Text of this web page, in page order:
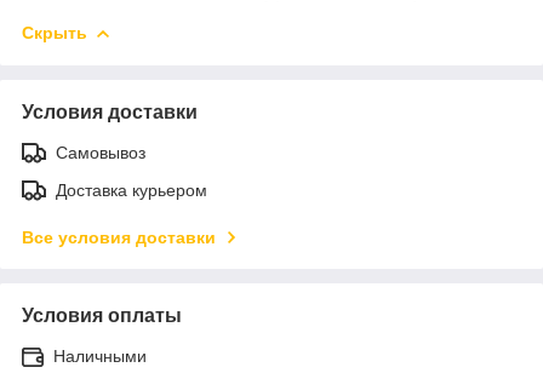
Скрыть
Условия доставки
Самовывоз
Доставка курьером
Все условия доставки
Условия оплаты
Наличными